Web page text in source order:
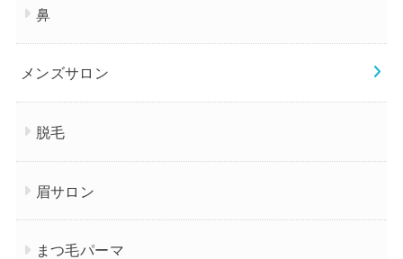
鼻
メンズサロン
脱毛
眉サロン
まつ毛パーマ